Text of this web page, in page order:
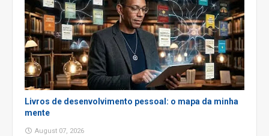
Livros de desenvolvimento pessoal: o mapa da minha
mente
August 07, 2026